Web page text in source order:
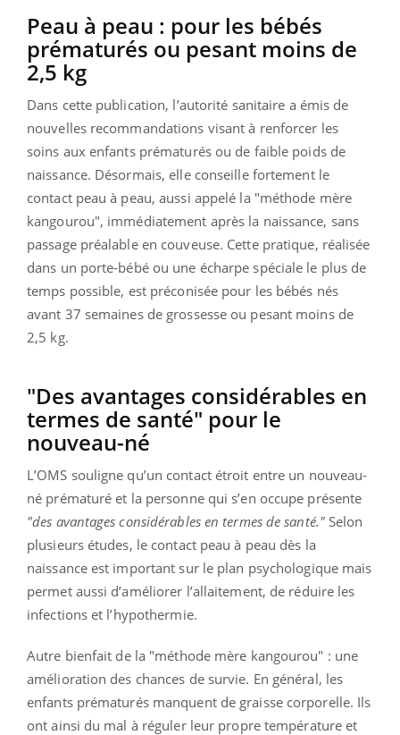
Peau à peau : pour les bébés
prématurés ou pesant moins de
2,5 kg
Dans cette publication, l’autorité sanitaire a émis de
nouvelles recommandations visant à renforcer les
soins aux enfants prématurés ou de faible poids de
naissance. Désormais, elle conseille fortement le
contact peau à peau, aussi appelé la "méthode mère
kangourou", immédiatement après la naissance, sans
passage préalable en couveuse. Cette pratique, réalisée
dans un porte-bébé ou une écharpe spéciale le plus de
temps possible, est préconisée pour les bébés nés
avant 37 semaines de grossesse ou pesant moins de
2,5 kg.
"Des avantages considérables en
termes de santé" pour le
nouveau-né
L’OMS souligne qu’un contact étroit entre un nouveau-
né prématuré et la personne qui s’en occupe présente
"des avantages considérables en termes de santé."Selon
plusieurs études, le contact peau à peau dès la
naissance est important sur le plan psychologique mais
permet aussi d’améliorer l’allaitement, de réduire les
infections et l’hypothermie.
Autre bienfait de la "méthode mère kangourou" : une
amélioration des chances de survie. En général, les
enfants prématurés manquent de graisse corporelle. Ils
ont ainsi du mal à réguler leur propre température et